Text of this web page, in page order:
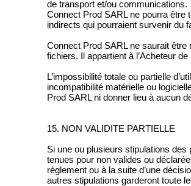
de transport et/ou communications.
Connect Prod SARL ne pourra être
indirects qui pourraient survenir du
Connect Prod SARL ne saurait
fichiers. Il appartient à l’Acheteur
L’impossibilité totale ou partielle
incompatibilité matérielle ou
Prod SARL ni donner lieu à aucun
15. NON VALIDITE PARTIELLE
Si une ou plusieurs stipulations
tenues pour non valides ou
règlement ou à la suite d’une
autres stipulations garderont toute